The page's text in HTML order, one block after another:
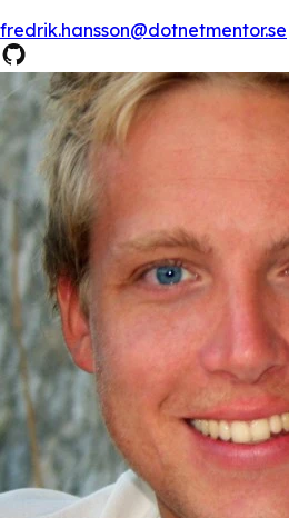
fredrik.hansson@dotnetmentor.se